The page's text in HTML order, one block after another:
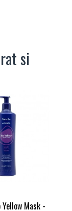
si
Yellow Mask -